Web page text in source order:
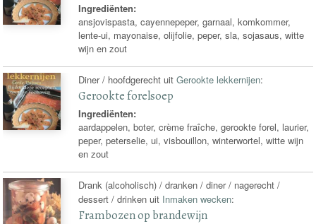
Ingrediënten:
ansjovispasta, cayennepeper, garnaal, komkommer,
lente-ui, mayonaise, olijfolie, peper, sla, sojasaus, witte
wijn en zout
Diner / hoofdgerecht uitGerookte lekkernijen:
Gerookte forelsoep
Ingrediënten:
aardappelen, boter, crème fraîche, gerookte forel, laurier,
peper, peterselie, ui, visbouillon, winterwortel, witte wijn
en zout
Drank (alcoholisch) / dranken / diner / nagerecht /
dessert / drinken uit Inmaken wecken:
Frambozen op brandewijn